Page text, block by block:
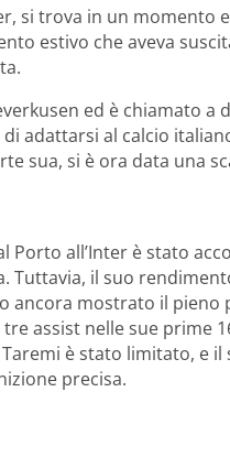
si trova in un momento
estivo che aveva
ed è chiamato a
adattarsi al calcio
sua, si è ora data una
Porto all’Inter è stato
Tuttavia, il suo
mostrato il pieno
assist nelle sue prime
è stato limitato, e il
precisa.